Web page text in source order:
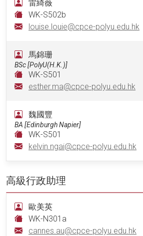
雷綺薇
WK-S502b
louise.louie@cpce-polyu.edu.hk
馬錦珊
BSc [PolyU(H.K.)]
WK-S501
esther.ma@cpce-polyu.edu.hk
魏國豐
BA [Edinburgh Napier]
WK-S501
kelvin.ngai@cpce-polyu.edu.hk
高級行政助理
歐美英
WK-N301a
cannes.au@cpce-polyu.edu.hk